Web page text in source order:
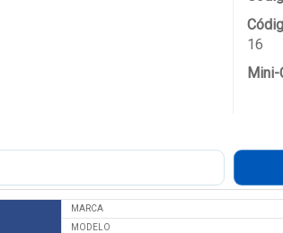
16
Mini-
MARCA
MODELO